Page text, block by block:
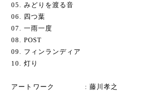
05. みどりを渡る音
06. 四つ葉
07. 一雨一度
08. POST
09. フィンランディア
10. 灯り
アートワーク : 藤川孝之